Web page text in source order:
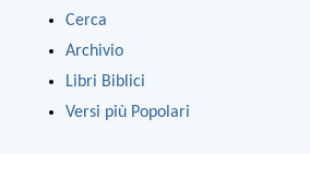
Cerca
Archivio
Libri Biblici
Versi più Popolari